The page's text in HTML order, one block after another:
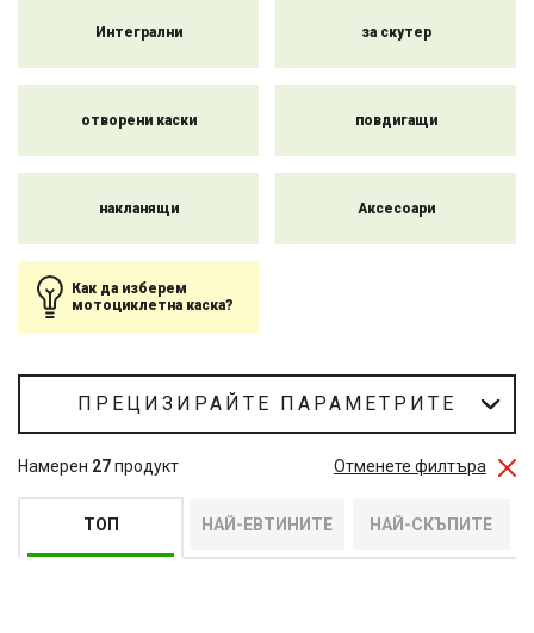
Интегрални за скутер
отворени каски повдигащи
накланящи Аксесоари
Как да изберем
мотоциклетна каска?
ПРЕЦИЗИРАЙТЕ ПАРАМЕТРИТЕ
Отменете филтъра
Намерен 27продукт
ТОП НАЙ-ЕВТИНИТЕ НАЙ-СКЪПИТЕ